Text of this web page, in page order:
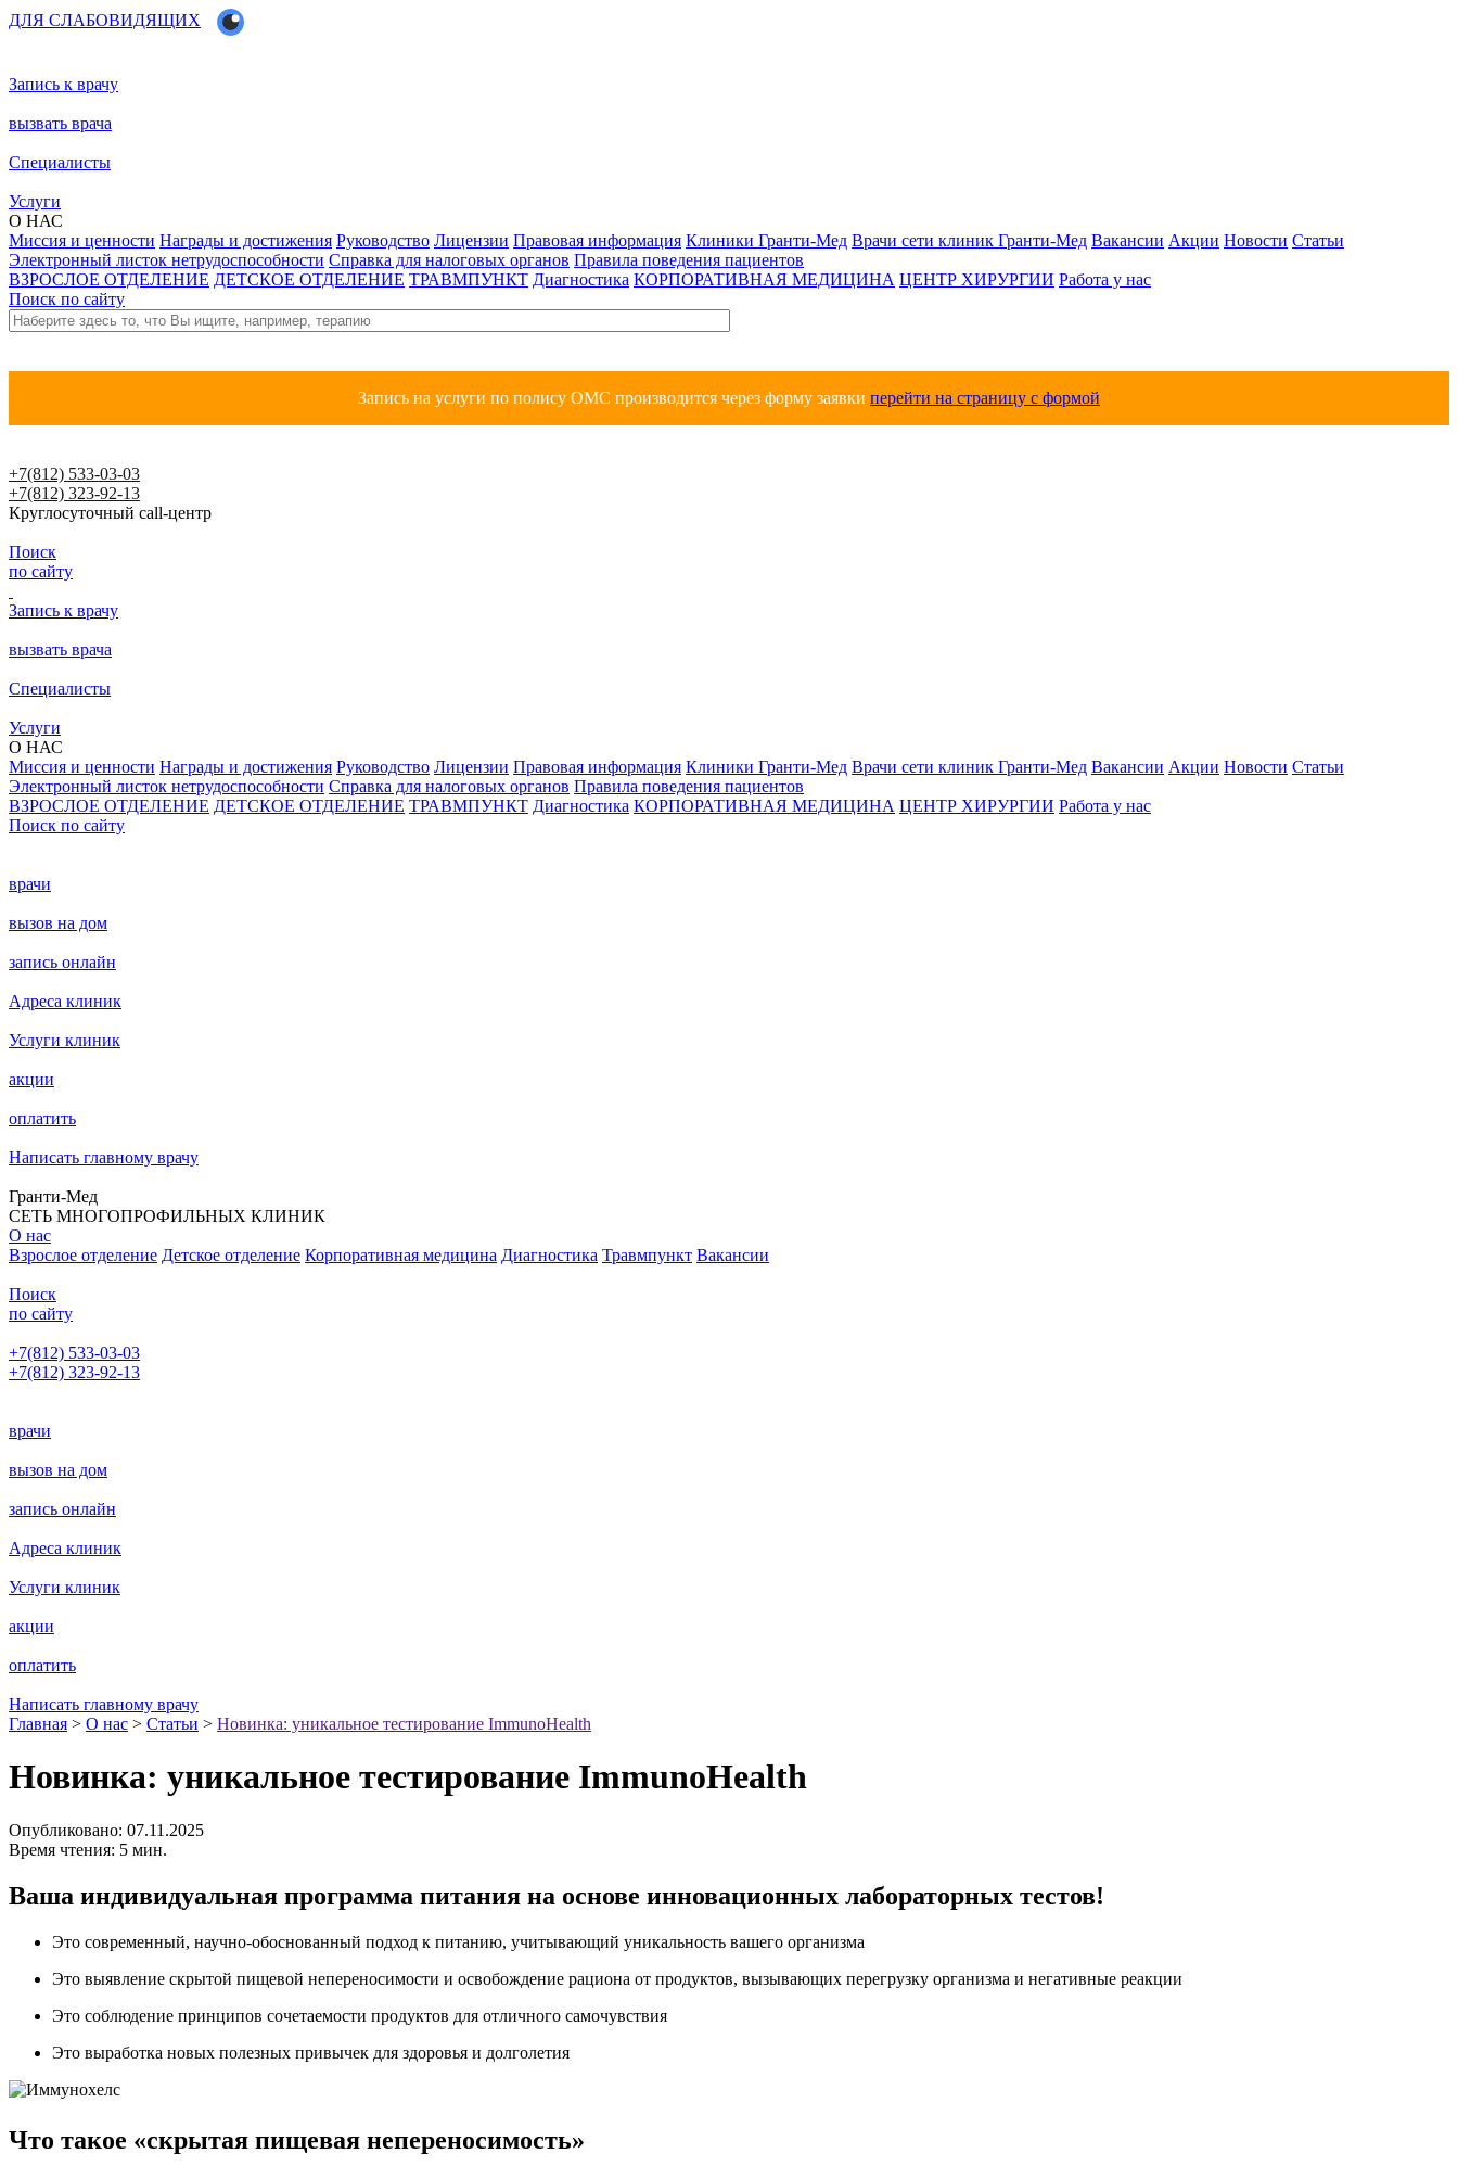
ДЛЯ СЛАБОВИДЯЩИХ
Запись к врачу
вызвать врача
Специалисты
Услуги
О НАС
Миссия и ценности Награды и достижения Руководство Лицензии Правовая информация Клиники Гранти-Мед Врачи сети клиник Гранти-Мед Вакансии Акции Новости Статьи
Электронный листок нетрудоспособности Справка для налоговых органов Правила поведения пациентов
ВЗРОСЛОЕ ОТДЕЛЕНИЕ ДЕТСКОЕ ОТДЕЛЕНИЕ ТРАВМПУНКТ Диагностика КОРПОРАТИВНАЯ МЕДИЦИНА ЦЕНТР ХИРУРГИИ Работа у нас
Поиск по сайту
Запись на услуги по полису ОМС производится через форму заявки перейти на страницу с формой
+7(812) 533-03-03
+7(812) 323-92-13
Круглосуточный call-центр
Поиск
по сайту
Запись к врачу
вызвать врача
Специалисты
Услуги
О НАС
Миссия и ценности Награды и достижения Руководство Лицензии Правовая информация Клиники Гранти-Мед Врачи сети клиник Гранти-Мед Вакансии Акции Новости Статьи
Электронный листок нетрудоспособности Справка для налоговых органов Правила поведения пациентов
ВЗРОСЛОЕ ОТДЕЛЕНИЕ ДЕТСКОЕ ОТДЕЛЕНИЕ ТРАВМПУНКТ Диагностика КОРПОРАТИВНАЯ МЕДИЦИНА ЦЕНТР ХИРУРГИИ Работа у нас
Поиск по сайту
врачи
вызов на дом
запись онлайн
Адреса клиник
Услуги клиник
акции
оплатить
Написать главному врачу
Гранти-Мед
СЕТЬ МНОГОПРОФИЛЬНЫХ КЛИНИК
О нас
Взрослое отделение Детское отделение Корпоративная медицина Диагностика Травмпункт Вакансии
Поиск
по сайту
+7(812) 533-03-03
+7(812) 323-92-13
врачи
вызов на дом
запись онлайн
Адреса клиник
Услуги клиник
акции
оплатить
Написать главному врачу
Главная > О нас > Статьи > Новинка: уникальное тестирование ImmunoHealth
Новинка: уникальное тестирование ImmunoHealth
Опубликовано: 07.11.2025
Время чтения: 5 мин.
Ваша индивидуальная программа питания на основе инновационных лабораторных тестов!
Это современный, научно-обоснованный подход к питанию, учитывающий уникальность вашего организма
Это выявление скрытой пищевой непереносимости и освобождение рациона от продуктов, вызывающих перегрузку организма и негативные реакции
Это соблюдение принципов сочетаемости продуктов для отличного самочувствия
Это выработка новых полезных привычек для здоровья и долголетия
Что такое «скрытая пищевая непереносимость»